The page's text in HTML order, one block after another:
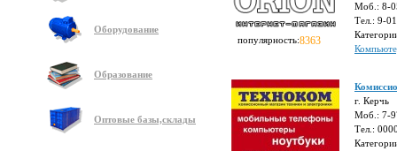
Оборудование
Образование
Оптовые базы,склады
популярность:8363
Моб.: 8-
Тел.: 9-
г. Керчь
Моб.: 7-
Тел.: